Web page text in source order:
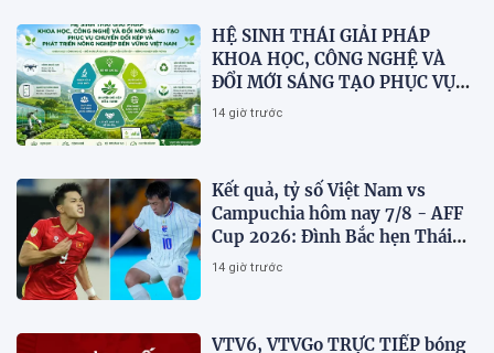
HỆ SINH THÁI GIẢI PHÁP
KHOA HỌC, CÔNG NGHỆ VÀ
ĐỔI MỚI SÁNG TẠO PHỤC VỤ
CHUYỂN ĐỔI KÉP VÀ PHÁT
14 giờ trước
Kết quả, tỷ số Việt Nam vs
Campuchia hôm nay 7/8 - AFF
Cup 2026: Đình Bắc hẹn Thái
Lan ở chung kết?
14 giờ trước
VTV6, VTVGo TRỰC TIẾP bóng